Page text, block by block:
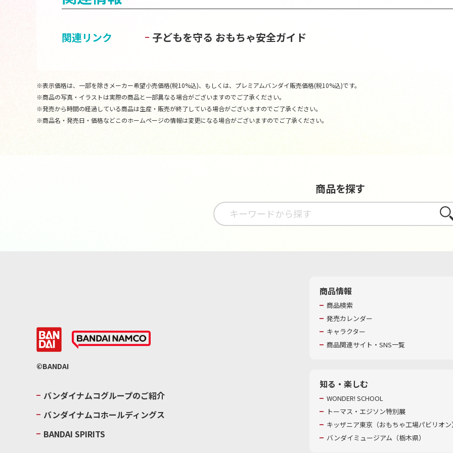
関連リンク 子どもを守る おもちゃ安全ガイド
※表示価格は、一部を除きメーカー希望小売価格(税10%込)、もしくは、プレミアムバンダイ販売価格(税10%込)です。
※商品の写真・イラストは実際の商品と一部異なる場合がございますのでご了承ください。
※発売から時間の経過している商品は生産・販売が終了している場合がございますのでご了承ください。
※商品名・発売日・価格などこのホームページの情報は変更になる場合がございますのでご了承ください。
商品を探す
さが
©BANDAI
バンダイナムコグループのご紹介
バンダイナムコホールディングス
BANDAI SPIRITS
商品情報
商品検索
発売カレンダー
キャラクター
商品関連サイト・SNS一覧
知る・楽しむ
WONDER! SCHOOL
トーマス・エジソン特別展
キッザニア東京（おもちゃ工場パビリオ
バンダイミュージアム（栃木県）